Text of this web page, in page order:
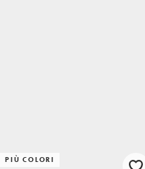
PIÙ COLORI